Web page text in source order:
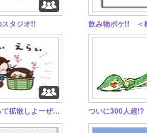
タジオ!! 飲み物ボケ!! ＜
作品入れまくって拡散しよーぜぇぇ！ ついに300人超!?